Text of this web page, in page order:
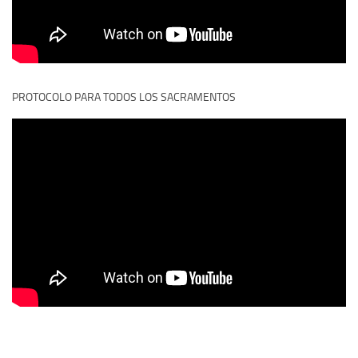
PROTOCOLO PARA TODOS LOS SACRAMENTOS